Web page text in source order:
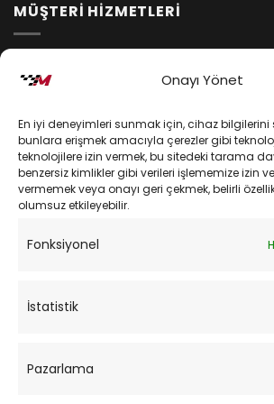
Onayı Yönet
En iyi deneyimleri sunmak için, cihaz
bunlara erişmek amacıyla çerezler gibi
teknolojilere izin vermek, bu sitedeki tarama
benzersiz kimlikler gibi verileri işlememize izin
vermemek veya onayı geri çekmek, belirli
olumsuz etkileyebilir.
Fonksiyonel
İstatistik
Pazarlama
MÜŞTERİ HİZMETLERİ
Kişisel Verilerin Korunması
Mesafeli Satış Sözleşmesi
Sipariş Takibi